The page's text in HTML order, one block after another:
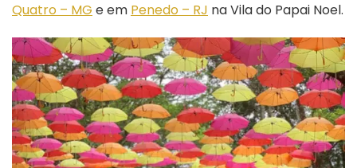
Quatro – MG e em Penedo – RJ na Vila do Papai Noel.